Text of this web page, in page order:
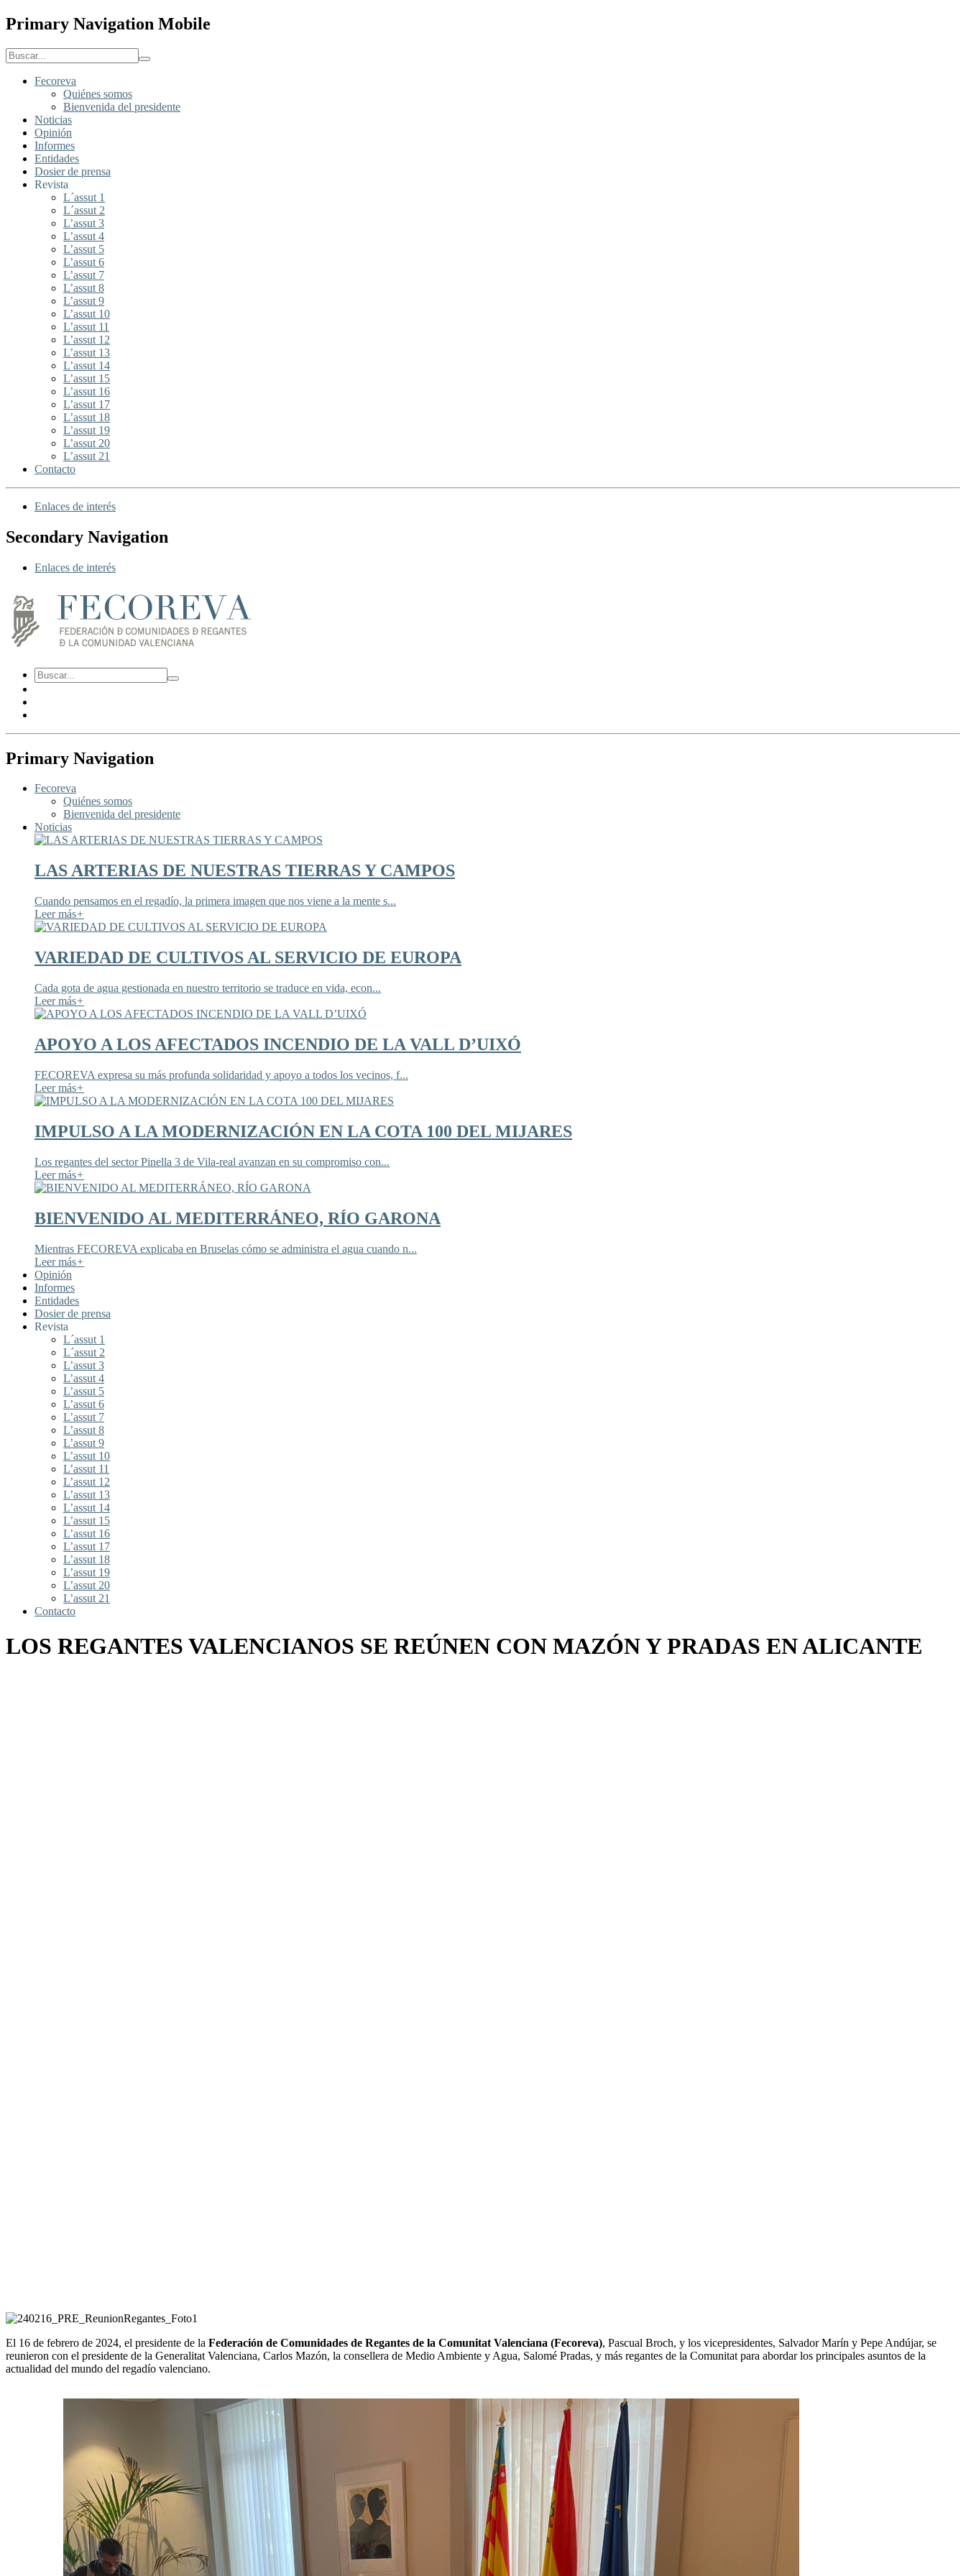
Primary Navigation Mobile
Fecoreva
Quiénes somos
Bienvenida del presidente
Noticias
Opinión
Informes
Entidades
Dosier de prensa
Revista
L´assut 1
L´assut 2
L’assut 3
L’assut 4
L’assut 5
L’assut 6
L’assut 7
L’assut 8
L’assut 9
L’assut 10
L’assut 11
L’assut 12
L’assut 13
L’assut 14
L’assut 15
L’assut 16
L’assut 17
L’assut 18
L’assut 19
L’assut 20
L’assut 21
Contacto
Enlaces de interés
Secondary Navigation
Enlaces de interés
Primary Navigation
Fecoreva
Quiénes somos
Bienvenida del presidente
Noticias
LAS ARTERIAS DE NUESTRAS TIERRAS Y CAMPOS
Cuando pensamos en el regadío, la primera imagen que nos viene a la mente s...
Leer más+
VARIEDAD DE CULTIVOS AL SERVICIO DE EUROPA
Cada gota de agua gestionada en nuestro territorio se traduce en vida, econ...
Leer más+
APOYO A LOS AFECTADOS INCENDIO DE LA VALL D’UIXÓ
FECOREVA expresa su más profunda solidaridad y apoyo a todos los vecinos, f...
Leer más+
IMPULSO A LA MODERNIZACIÓN EN LA COTA 100 DEL MIJARES
Los regantes del sector Pinella 3 de Vila-real avanzan en su compromiso con...
Leer más+
BIENVENIDO AL MEDITERRÁNEO, RÍO GARONA
Mientras FECOREVA explicaba en Bruselas cómo se administra el agua cuando n...
Leer más+
Opinión
Informes
Entidades
Dosier de prensa
Revista
L´assut 1
L´assut 2
L’assut 3
L’assut 4
L’assut 5
L’assut 6
L’assut 7
L’assut 8
L’assut 9
L’assut 10
L’assut 11
L’assut 12
L’assut 13
L’assut 14
L’assut 15
L’assut 16
L’assut 17
L’assut 18
L’assut 19
L’assut 20
L’assut 21
Contacto
LOS REGANTES VALENCIANOS SE REÚNEN CON MAZÓN Y PRADAS EN ALICANTE
El 16 de febrero de 2024, el presidente de la Federación de Comunidades de Regantes de la Comunitat Valenciana (Fecoreva), Pascual Broch, y los vicepresidentes, Salvador Marín y Pepe Andújar, se
reunieron con el presidente de la Generalitat Valenciana, Carlos Mazón, la consellera de Medio Ambiente y Agua, Salomé Pradas, y más regantes de la Comunitat para abordar los principales asuntos de la
actualidad del mundo del regadío valenciano.